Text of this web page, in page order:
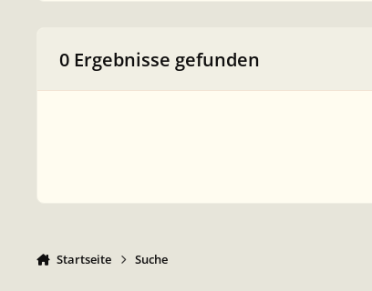
0 Ergebnisse gefunden
Startseite Suche